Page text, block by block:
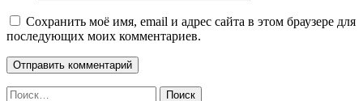
Сохранить моё имя, email и адрес сайта в этом браузере для
последующих моих комментариев.
Найти: